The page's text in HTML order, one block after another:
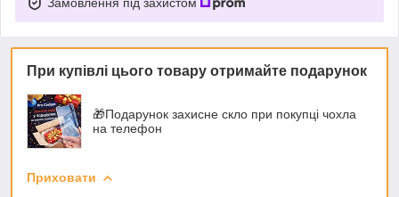
При купівлі цього товару отримайте подарунок
🎁Подарунок захисне скло при покупці чохла
на телефон
Приховати